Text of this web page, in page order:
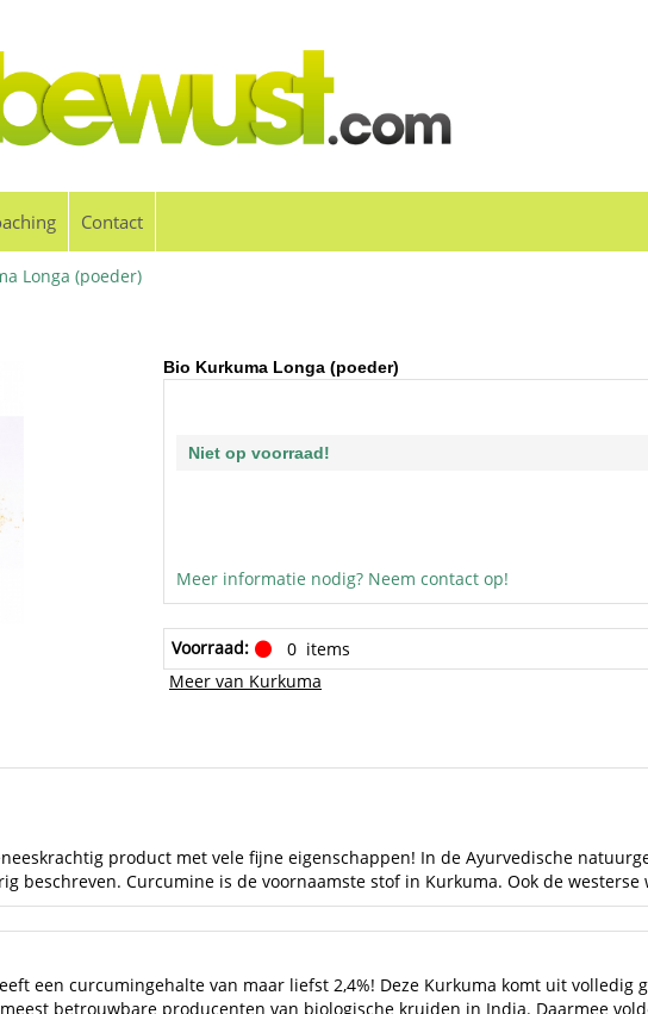
Contact
Longa (poeder)
Bio Kurkuma Longa (poeder)
Niet op voorraad!
Meer informatie nodig? Neem contact op!
Voorraad: 0 items
Meer van Kurkuma
product met vele fijne eigenschappen! In de Ayurvedische
beschreven. Curcumine is de voornaamste stof in Kurkuma. Ook de
een curcumingehalte van maar liefst 2,4%! Deze Kurkuma komt uit volledig
betrouwbare producenten van biologische kruiden in India. Daarmee